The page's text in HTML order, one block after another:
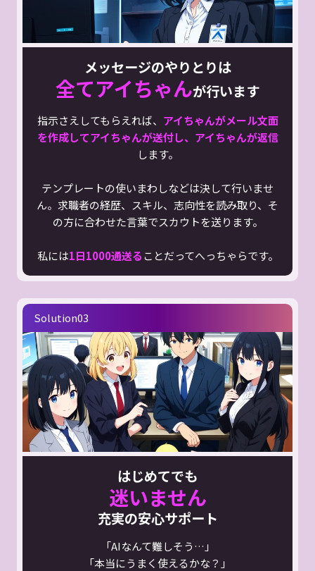
メッセージのやりとりは
全てアイちゃんが行います
指示さえしてもらえれば、 アイちゃんがメール文面
を作成してアイちゃんが送付し、アイちゃんが返信
します。
テンプレートの使いまわしなどは決して行いませ
ん。求職者の経歴、スキル、志向性を読み取り、そ
の方に合わせた言葉でスカウトを送ります。
私には1日1000通送ることだってへっちゃらです。
Solution03
はじめてでも
迷いません
充実の安心サポート
「AIなんて難しそう…」
「本当にうまく使えるかな？」